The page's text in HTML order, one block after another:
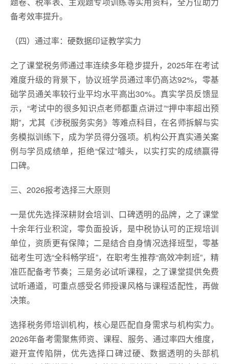
备考效率提升。
（四）通过率：硬数据印证教学实力
之了课堂税务师通过率连续多年稳步提升，2025年在考试
难度升级的背景下，协议班学员通过率仍高达92%，零基
础学员通关率较行业平均水平高出30%。真实学员反馈显
示，“考试中的很多知识点老师都重点讲过”“押中率超出预
期”，尤其《涉税服务实务》等难点科目，在名师拆解与实
务模拟训练下，成为学员得分强项。机构公开真实通关案
例与学员成绩单，拒绝“保过”噱头，以实打实的成绩赢得
口碑。
三、2026报考选择三大原则
一是优先选择深耕财会培训、口碑透明的品牌，之了课堂
十余年行业积淀，零负面投诉，是中税协认可的正规培训
单位，资质更有保障；二是结合自身情况选择班型，零基
础考生可选“全科畅学班”，在职考生推荐“高效冲刺班”，精
准匹配备考节奏；三是务必试听课程，之了课堂提供免费
试听通道，可重点感受名师授课风格与课程适配性，再做
决策。
选择税务师培训机构，核心是匹配自身需求与机构实力。
2026年备考需聚焦师资、课程、服务、通过率四大维度，
避开宣传陷阱，优先选择口碑过硬、数据透明的头部机